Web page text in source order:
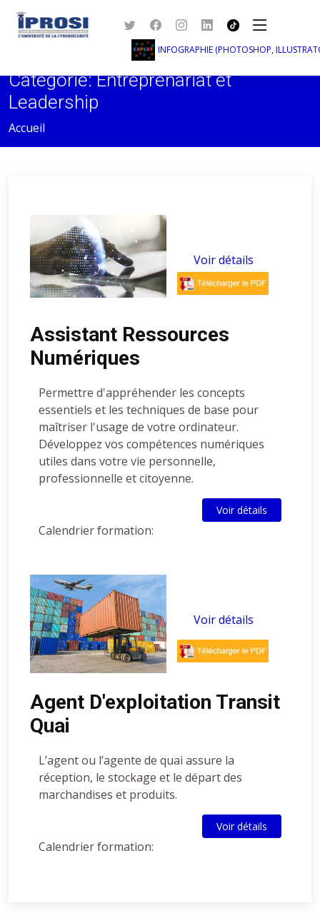
INFOGRAPHIE (PHOTOSHOP,
Catégorie: Entreprenariat et
Leadership
Accueil
Voir détails
Assistant Ressources
Numériques
Permettre d'appréhender les concepts
essentiels et les techniques de base pour
maîtriser l'usage de votre ordinateur.
Développez vos compétences numériques
utiles dans votre vie personnelle,
professionnelle et citoyenne.
Voir détails
Calendrier formation:
Voir détails
Agent D'exploitation Transit
Quai
L’agent ou l’agente de quai assure la
réception, le stockage et le départ des
marchandises et produits.
Voir détails
Calendrier formation: